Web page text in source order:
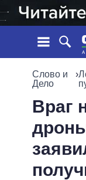
СОБЫТИЯ
СТАТЬИ
МНЕНИЯ
ОБЗОРЫ
ВСЕ
Слово и
Дело
›
Враг